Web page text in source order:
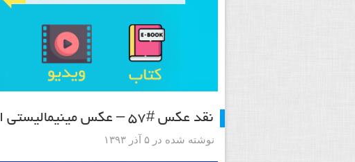
نقد عکس #۵۷ – عکس مینیمالیستی از بادبادک
نوشته شده در ۵ آذر ۱۳۹۳